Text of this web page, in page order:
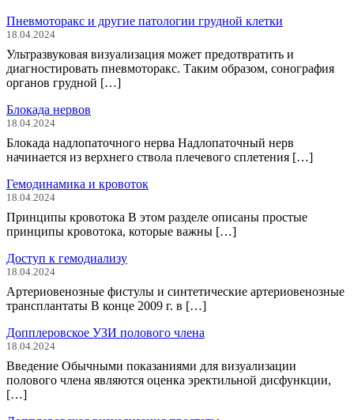
Пневмоторакс и другие патологии грудной клетки
18.04.2024
Ультразвуковая визуализация может предотвратить и
диагностировать пневмоторакс. Таким образом, сонография
органов грудной […]
Блокада нервов
18.04.2024
Блокада надлопаточного нерва Надлопаточный нерв
начинается из верхнего ствола плечевого сплетения […]
Гемодинамика и кровоток
18.04.2024
Принципы кровотока В этом разделе описаны простые
принципы кровотока, которые важны […]
Доступ к гемодиализу
18.04.2024
Артериовенозные фистулы и синтетические артериовенозные
трансплантаты В конце 2009 г. в […]
Допплеровское УЗИ полового члена
18.04.2024
Введение Обычными показаниями для визуализации
полового члена являются оценка эректильной дисфункции,
[…]